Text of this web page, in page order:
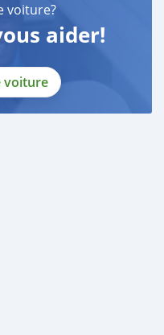
voiture?
aider!
voiture